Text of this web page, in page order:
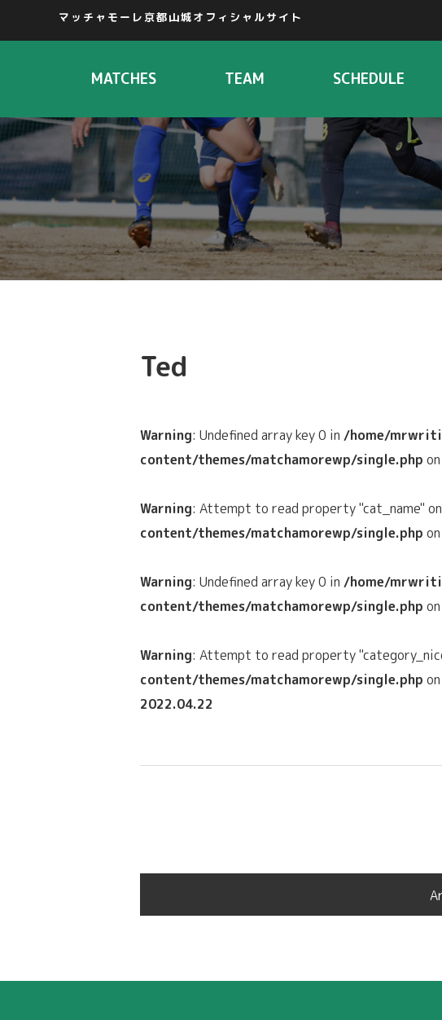
マッチャモーレ京都山城オフィシャルサイト
MATCHES TEAM SCHEDULE
Ted
Warning: Undefined array key 0 in /home/
content/themes/matchamorewp/single.php
Warning: Attempt to read property "cat_name"
content/themes/matchamorewp/single.php
Warning: Undefined array key 0 in /home/
content/themes/matchamorewp/single.php
Warning: Attempt to read property
content/themes/matchamorewp/single.php
2022.04.22